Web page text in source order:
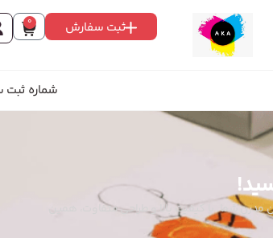
ثبت سفارش 0
شماره ثبت سفارش
مدرن شما. با کیفیت بالا و طراحی متفاوت، همین